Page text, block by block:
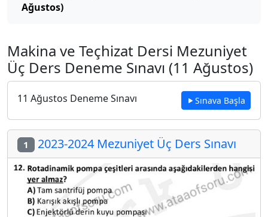
Ağustos)
Makina ve Teçhizat Dersi Mezuniyet
Üç Ders Deneme Sınavı (11 Ağustos)
11 Ağustos Deneme Sınavı Sınava Başla
1 2023-2024 Mezuniyet Üç Ders Sınavı